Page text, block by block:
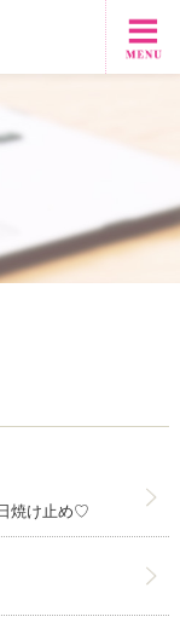
焼け止め♡